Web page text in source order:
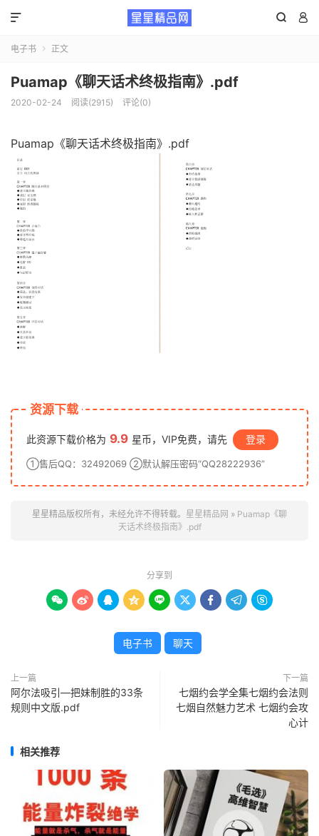
 

电子书  正文
Puamap《聊天话术终极指南》.pdf
2020-02-24 阅读(2915) 评论(0)
Puamap《聊天话术终极指南》.pdf
资源下载
此资源下载价格为 9.9 星币，VIP免费，请先 登录
①售后QQ：32492069 ②默认解压密码“QQ28222936”
星星精品版权所有，未经允许不得转载。 星星精品网 » Puamap《聊
天话术终极指南》.pdf
分享到
        
电子书 聊天
上一篇
阿尔法吸引—把妹制胜的33条
规则中文版.pdf
下一篇
七烟约会学全集七烟约会法则
七烟自然魅力艺术 七烟约会攻
心计
相关推荐